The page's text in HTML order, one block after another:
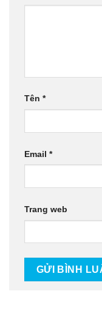
Tên *
Email *
Trang web